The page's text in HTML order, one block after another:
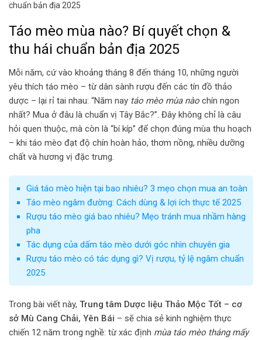
chuẩn bản địa 2025
Táo mèo mùa nào? Bí quyết chọn &
thu hái chuẩn bản địa 2025
Mỗi năm, cứ vào khoảng tháng 8 đến tháng 10, những người
yêu thích táo mèo – từ dân sành rượu đến các tín đồ thảo
dược – lại rỉ tai nhau: “Năm nay táo mèo mùa nào chín ngon
nhất? Mua ở đâu là chuẩn vị Tây Bắc?”. Đây không chỉ là câu
hỏi quen thuộc, mà còn là “bí kíp” để chọn đúng mùa thu hoạch
– khi táo mèo đạt độ chín hoàn hảo, thơm nồng, nhiều dưỡng
chất và hương vị đặc trưng.
Giá táo mèo hiện tại bao nhiêu? 3 mẹo chọn mua an toàn
Táo mèo ngâm đường: Cách dùng & lợi ích thực tế 2025
Rượu táo mèo giá bao nhiêu? Mẹo tránh mua nhầm hàng
pha
Tác dụng của dấm táo mèo dưới góc nhìn chuyên gia
Rượu táo mèo có tác dụng gì? Vị rượu, tỷ lệ ngâm chuẩn
2025
Trong bài viết này, Trung tâm Dược liệu Thảo Mộc Tốt – cơ
sở Mù Cang Chải, Yên Bái – sẽ chia sẻ kinh nghiệm thực
chiến 12 năm trong nghề: từ xác định mùa táo mèo tháng mấy